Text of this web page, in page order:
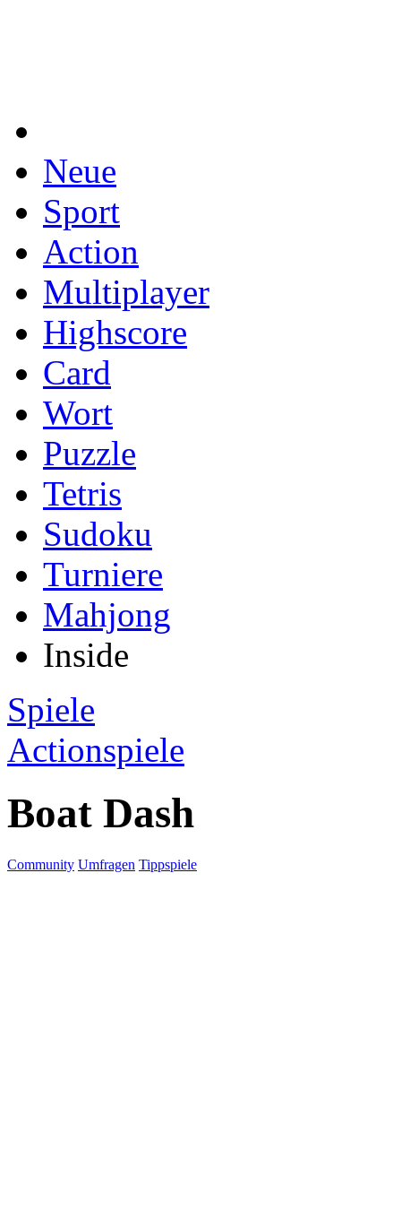
Neue
Sport
Action
Multiplayer
Highscore
Card
Wort
Puzzle
Tetris
Sudoku
Turniere
Mahjong
Inside
Spiele
Actionspiele
Boat Dash
Community Umfragen Tippspiele